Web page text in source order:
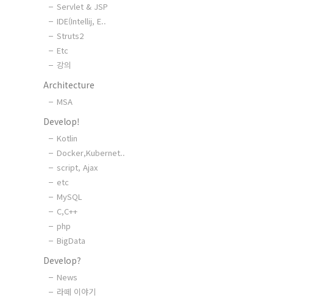
Servlet & JSP
IDE(Intellij, E..
Struts2
Etc
강의
Architecture
MSA
Develop!
Kotlin
Docker,Kubernet..
script, Ajax
etc
MySQL
C,C++
php
BigData
Develop?
News
라떼 이야기